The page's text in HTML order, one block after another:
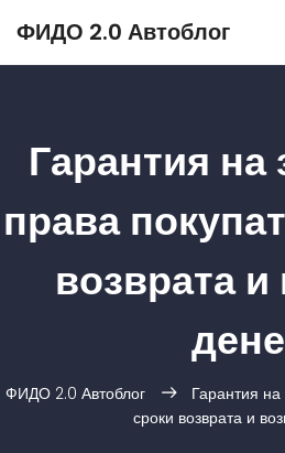
ФИДО 2.0 Автоблог
Гарантия на
права
возврата и
ФИДО 2.0 Автоблог
Гарантия на
сроки возврата и